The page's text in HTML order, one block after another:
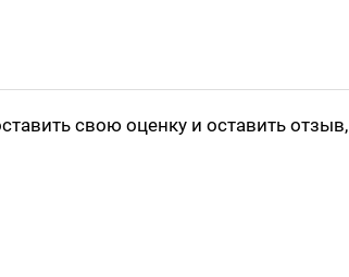
свою оценку и оставить отзыв,